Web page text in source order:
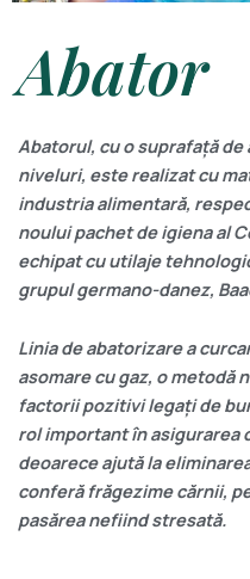
Abator
Abatorul, cu o suprafață
niveluri, este realizat cu
industria alimentară,
noului pachet de igiena al
echipat cu utilaje
grupul germano-danez,
Linia de abatorizare a
asomare cu gaz, o metodă
factorii pozitivi legați de
rol important în asigurarea
deoarece ajută la
conferă frăgezime cărnii,
pasărea nefiind stresată.